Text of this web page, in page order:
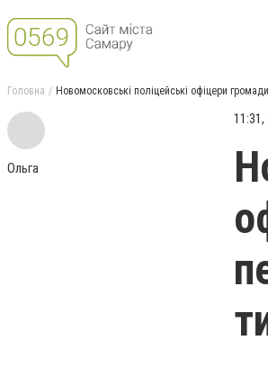
Головна Новомосковські поліцейські офіцери
Ольга
11:31,